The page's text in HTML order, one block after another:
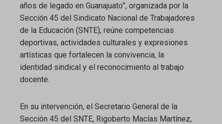
años de legado en Guanajuato”, organizada por la
Sección 45 del Sindicato Nacional de Trabajadores
de la Educación (SNTE), reúne competencias
deportivas, actividades culturales y expresiones
artísticas que fortalecen la convivencia, la
identidad sindical y el reconocimiento al trabajo
docente.
En su intervención, el Secretario General de la
Sección 45 del SNTE, Rigoberto Macías Martínez,